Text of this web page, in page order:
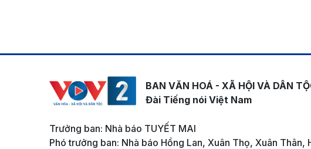
BAN VĂN HOÁ - XÃ HỘI VÀ DÂN
Đài Tiếng nói Việt Nam
Trưởng ban: Nhà báo TUYẾT MAI
Phó trưởng ban: Nhà báo Hồng Lan, Xuân Thọ, Xuân Thân,